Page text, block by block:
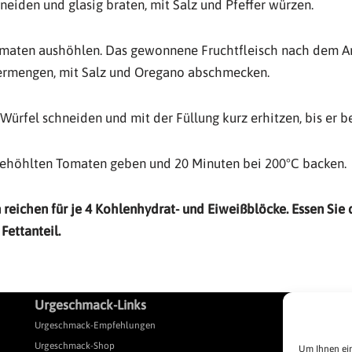
Um Ihnen
und glasig braten, mit Salz und Pfeffer würzen.
aushöhlen. Das gewonnene Fruchtfleisch nach dem
mit Salz und Oregano abschmecken.
schneiden und mit der Füllung kurz erhitzen, bis er
Tomaten geben und 20 Minuten bei 200°C backen.
reichen für je 4 Kohlenhydrat- und Eiweißblöcke. EssenSie
Fettanteil.
Urgeschmack-Links
Urgeschmack-Empfehlungen
Urgeschmack-Shop